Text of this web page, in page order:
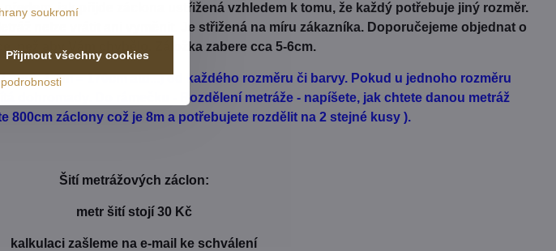
jak přijde záclona ustřižená vzhledem k tomu, že každý potřebuje jiný rozměr.
nelze vrátit ani vyměnit. Je střižená na míru zákazníka. Doporučejeme objednat o
než aby Vám chybělo. Záložka zabere cca 5-6cm.
1,7m = 170cm atd...) od každého rozměru či barvy. Pokud u jednoho rozměru
dohromady. Do rámečku - Rozdělení metráže - napíšete, jak chtete danou metráž
800cm záclony což je 8m a potřebujete rozdělit na 2 stejné kusy ).
Šití metrážových záclon:
metr šití stojí 30 Kč
kalkulaci zašleme na e-mail ke schválení
soukromí
Přijmout všechny cookies